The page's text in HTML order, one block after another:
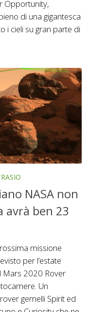
Opportunity,
di una gigantesca
i cieli su gran parte di
NASA non
avrà ben 23
missione
per l’estate
Mars 2020 Rover
Un
gemelli Spirit ed